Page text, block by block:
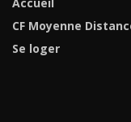
CF Moyenne
Se loger